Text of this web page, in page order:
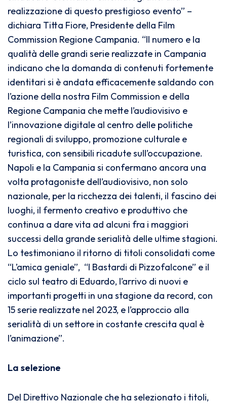
realizzazione di questo prestigioso evento” –
dichiara Titta Fiore, Presidente della Film
Commission Regione Campania. “Il numero e la
qualità delle grandi serie realizzate in Campania
indicano che la domanda di contenuti fortemente
identitari si è andata efficacemente saldando con
l’azione della nostra Film Commission e della
Regione Campania che mette l’audiovisivo e
l’innovazione digitale al centro delle politiche
regionali di sviluppo, promozione culturale e
turistica, con sensibili ricadute sull’occupazione.
Napoli e la Campania si confermano ancora una
volta protagoniste dell’audiovisivo, non solo
nazionale, per la ricchezza dei talenti, il fascino dei
luoghi, il fermento creativo e produttivo che
continua a dare vita ad alcuni fra i maggiori
successi della grande serialità delle ultime stagioni.
Lo testimoniano il ritorno di titoli consolidati come
“L’amica geniale”, “I Bastardi di Pizzofalcone” e il
ciclo sul teatro di Eduardo, l’arrivo di nuovi e
importanti progetti in una stagione da record, con
15 serie realizzate nel 2023, e l’approccio alla
serialità di un settore in costante crescita qual è
l’animazione”.
La selezione
Del Direttivo Nazionale che ha selezionato i titoli,